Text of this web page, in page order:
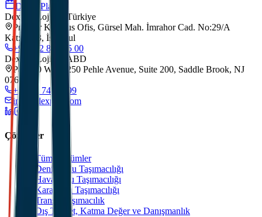
Demo Planla
Dexpell Lojistik Türkiye
Premier Kampus Ofis, Gürsel Mah. İmrahor Cad. No:29/A
Kat:5/173, İstanbul
+90 212 852 55 00
Dexpell Lojistik ABD
Park 80 West, 250 Pehle Avenue, Suite 200, Saddle Brook, NJ
07663
+1 201 744 2499
info@dexpell.com
Çözümler
Tüm Çözümler
Deniz Yolu Taşımacılığı
Hava Yolu Taşımacılığı
Kara Yolu Taşımacılığı
Transit Taşımacılık
Dış Ticaret, Katma Değer ve Danışmanlık